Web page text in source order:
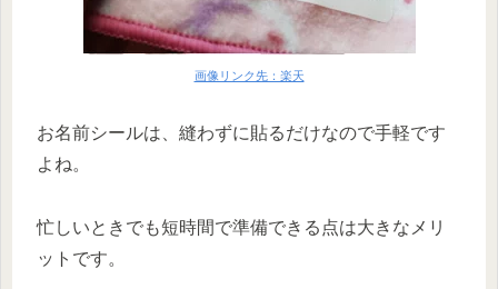
画像リンク先：楽天
お名前シールは、縫わずに貼るだけなので手軽です
よね。
忙しいときでも短時間で準備できる点は大きなメリ
ットです。